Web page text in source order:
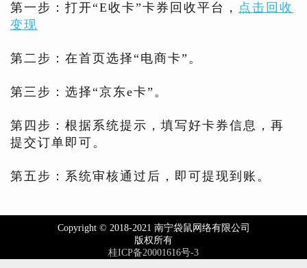
第一步：打开“E收卡”卡券回收平台， 点击回收
变现
第二步：在首页选择“电商卡”。
第三步：选择“京东e卡”。
第四步：根据系统提示，填写好卡券信息，再
提交订单即可。
第五步：系统审核通过后，即可提现到账。
Copyright © 2018-2021 南宁袋鼠网络有限公司
版权所有
桂ICP备20001616号-3